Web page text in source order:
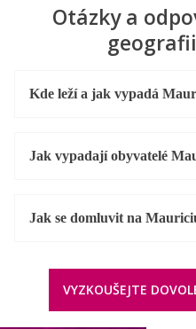
Otázky a
Kde leží a jak vypadá
Jak vypadají obyvatelé
Jak se domluvit na
VYZKOUŠEJTE